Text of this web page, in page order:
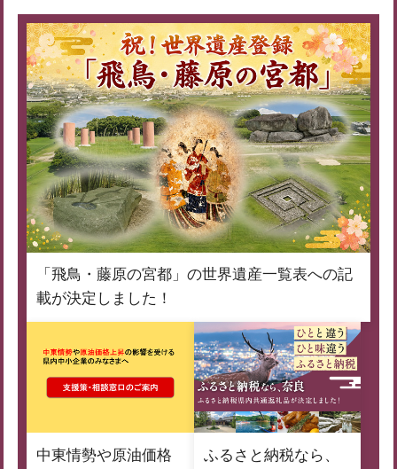
「飛鳥・藤原の宮都」の世界遺産一覧表への記
載が決定しました！
中東情勢や原油価格
ふるさと納税なら、